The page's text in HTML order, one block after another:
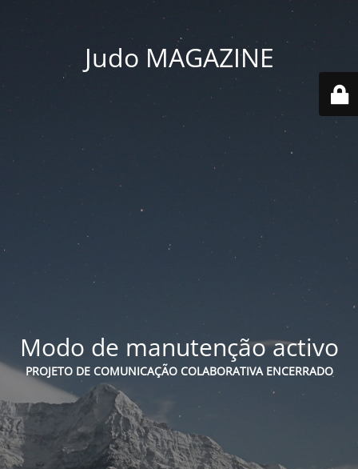
Judo MAGAZINE
Modo de manutenção activo
PROJETO DE COMUNICAÇÃO COLABORATIVA ENCERRADO